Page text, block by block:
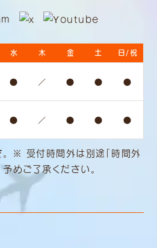
水 木 金 土 日/祝
● ／ ● ● ●
● ／ ● ● ●
※ 受付時間外は別途「時間外
めご了承ください。